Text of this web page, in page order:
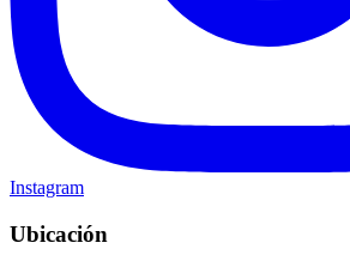
Instagram
Ubicación